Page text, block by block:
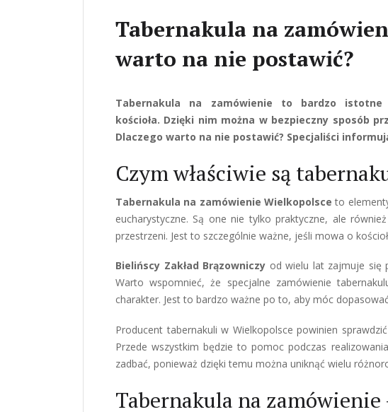
Tabernakula na
warto na nie postawić?
Tabernakula na zamówienie to bardzo istotne
kościoła. Dzięki nim można w bezpieczny sposób
Dlaczego warto na nie postawić? Specjaliści
Czym właściwie są
Tabernakula na zamówienie Wielkopolsce to
eucharystyczne. Są one nie tylko praktyczne, ale
przestrzeni. Jest to szczególnie ważne, jeśli mowa o
Bielińscy Zakład Brązowniczy od wielu lat zajmuje się
Warto wspomnieć, że specjalne zamówienie
charakter. Jest to bardzo ważne po to, aby móc
Producent tabernakuli w Wielkopolsce powinien
Przede wszystkim będzie to pomoc podczas
zadbać, ponieważ dzięki temu można uniknąć wielu
Tabernakula na zamówienie